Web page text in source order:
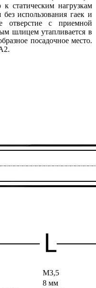
к статическим нагрузкам
использования гаек и
отверстие с приемной
шлицем утапливается в
посадочное место.
М3,5
8 мм